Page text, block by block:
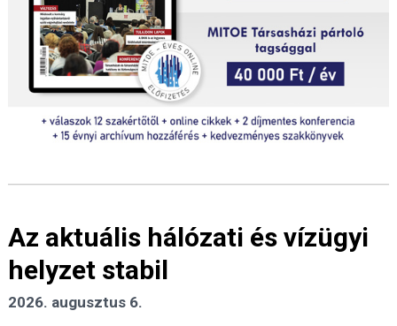
Az aktuális hálózati és vízügyi
helyzet stabil
2026. augusztus 6.